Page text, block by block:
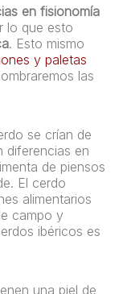
en fisionomía
lo que esto
. Esto mismo
y paletas
las
se crían de
diferencias en
de piensos
El cerdo
alimentarios
campo y
ibéricos es
una piel de